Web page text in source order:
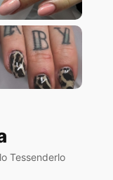
Tessenderlo